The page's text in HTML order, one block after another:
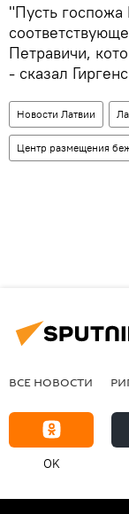
"Пусть
Петравичи,
- сказал
Новости Латвии
Центр размещения
ВСЕ НОВОСТИ
OK